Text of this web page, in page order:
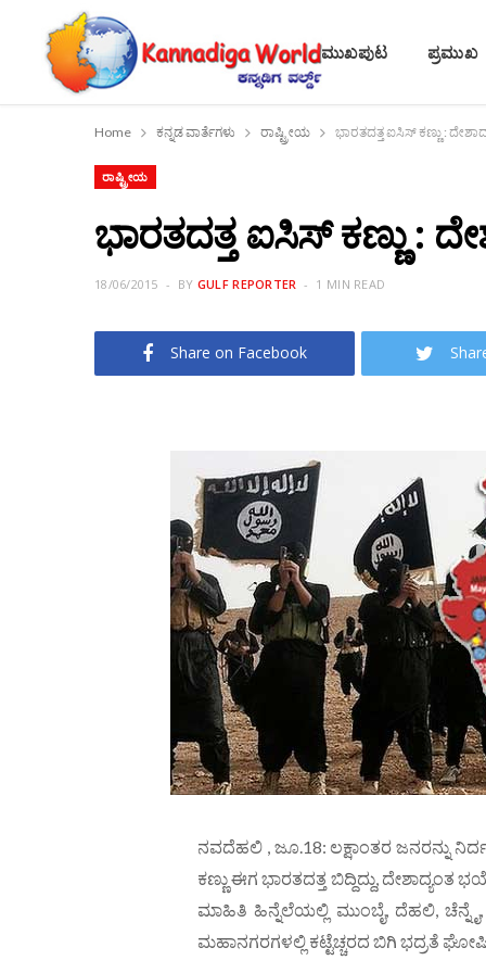
ಮುಖಪುಟ ಪ್ರಮುಖ
Home ಕನ್ನಡ ವಾರ್ತೆಗಳು ರಾಷ್ಟ್ರೀಯ ಭಾರತದತ್ತ ಐಸಿಸ್ ಕಣ್ಣು :
ರಾಷ್ಟ್ರೀಯ
ಭಾರತದತ್ತ ಐಸಿಸ್ ಕಣ್ಣು :
18/06/2015 BY GULF REPORTER 1 MIN READ
Share on Facebook
ನವದೆಹಲಿ , ಜೂ.18: ಲಕ್ಷಾಂತರ ಜನರನ್ನು
ಕಣ್ಣು ಈಗ ಭಾರತದತ್ತ ಬಿದ್ದಿದ್ದು,
ಮಾಹಿತಿ ಹಿನ್ನೆಲೆಯಲ್ಲಿ ಮುಂಬೈ, ದೆಹಲಿ, ಚೆನ್ನೈ,
ಮಹಾನಗರಗಳಲ್ಲಿ ಕಟ್ಟೆಚ್ಚರದ ಬಿಗಿ ಭದ್ರತೆ